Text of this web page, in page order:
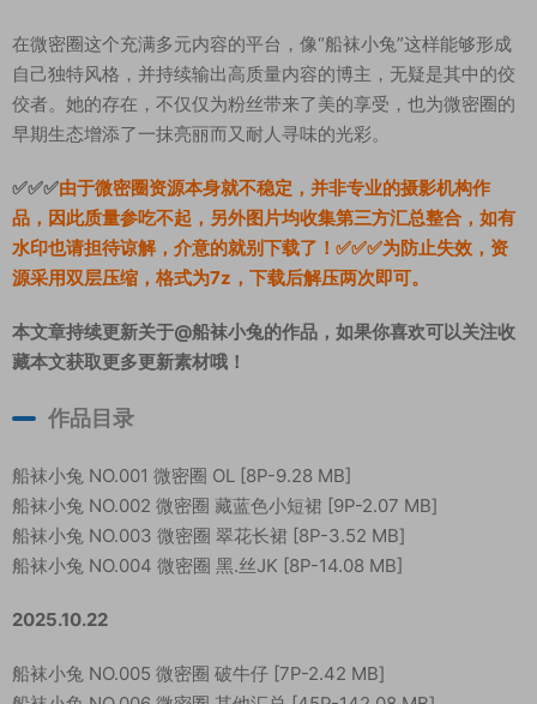
在微密圈这个充满多元内容的平台，像“船袜小兔”这样能够形成
自己独特风格，并持续输出高质量内容的博主，无疑是其中的佼
佼者。她的存在，不仅仅为粉丝带来了美的享受，也为微密圈的
早期生态增添了一抹亮丽而又耐人寻味的光彩。
✅✅✅由于微密圈资源本身就不稳定，并非专业的摄影机构作
品，因此质量参吃不起，另外图片均收集第三方汇总整合，如有
水印也请担待谅解，介意的就别下载了！✅✅✅为防止失效，资
源采用双层压缩，格式为7z，下载后解压两次即可。
本文章持续更新关于@船袜小兔的作品，如果你喜欢可以关注收
藏本文获取更多更新素材哦！
作品目录
船袜小兔 NO.001 微密圈 OL [8P-9.28 MB]
船袜小兔 NO.002 微密圈 藏蓝色小短裙 [9P-2.07 MB]
船袜小兔 NO.003 微密圈 翠花长裙 [8P-3.52 MB]
船袜小兔 NO.004 微密圈 黑.丝JK [8P-14.08 MB]
2025.10.22
船袜小兔 NO.005 微密圈 破牛仔 [7P-2.42 MB]